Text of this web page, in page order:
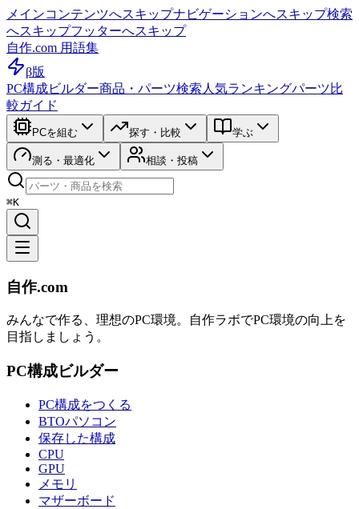
メインコンテンツへスキップナビゲーションへスキップ検索
へスキップフッターへスキップ
自作.com 用語集
β版
PC構成ビルダー商品・パーツ検索 人気ランキングパーツ比
較ガイド
PCを組む 探す・比較 学ぶ
測る・最適化 相談・投稿
⌘K
自作.com
みんなで作る、理想のPC環境。 自作ラボでPC環境の向上を
目指しましょう。
PC構成ビルダー
PC構成をつくる
BTOパソコン
保存した構成
CPU
GPU
メモリ
マザーボード